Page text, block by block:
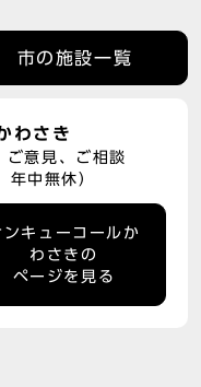
市の施設一覧
わさき
ご意見、ご相談
中無休）
ンキューコールか
わさきの
ページを見る